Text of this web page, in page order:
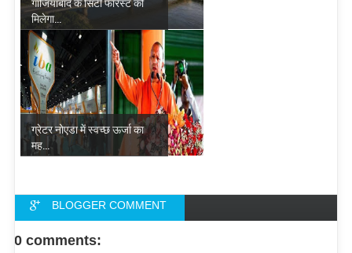
मिलेगा...
ग्रेटर नोएडा में स्वच्छ ऊर्जा का
मह...
BLOGGER COMMENT
FACEBOOK COMMENT
0 comments: